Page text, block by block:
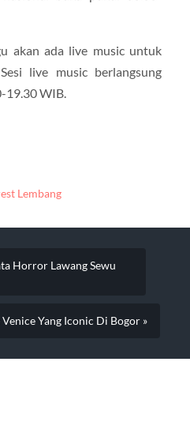
akan ada live music untuk
live music berlangsung
19.30 WIB.
Lembang
Horror Lawang Sewu
Yang Iconic Di Bogor »